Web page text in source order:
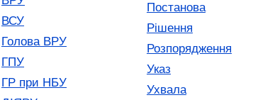
ВСУ
Голова ВРУ
ГПУ
ГР при НБУ
Постанова
Рішення
Розпорядження
Указ
Ухвала